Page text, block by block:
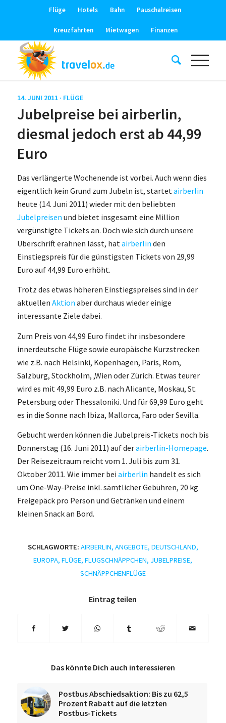
Flüge Hotels Bahn Pauschalreisen
Kreuzfahrten Mietwagen Finanzen
14. JUNI 2011 · FLÜGE
Jubelpreise bei airberlin,
diesmal jedoch erst ab 44,99
Euro
Das verlängerte Wochenende ist vorbei. Auch wenn dies
eigentlich kein Grund zum Jubeln ist, startet airberlin
heute (14. Juni 2011) wieder mit den beliebten
Jubelpreisen und bietet insgesamt eine Million
vergünstigte Tickets an. Doch wie sich durch unsere
Überschrift erahnen lässt, hat airberlin den
Einstiegspreis für die günstigsten Tickets von 29,99
Euro auf 44,99 Euro erhöht.
Trotz des etwas höheren Einstiegspreises sind in der
aktuellen Aktion aber durchaus wieder einige
interessante Ziele dabei.
Zum Preis von 44,99 Euro findet ihr insbesondere
innerdeutsche Flüge sowie europäische Kurzstrecken
wie z.B. nach Helsinki, Kopenhagen, Paris, Rom,
Salzburg, Stockholm, ,Wien oder Zürich. Etwas teurer
wird es mit 49,99 Euro z.B. nach Alicante, Moskau, St.
Petersburg oder Thessaloniki. Und für 69,99 Euro geht
es in die Sonne nach Ibiza, Mallorca, Faro oder Sevilla.
Gebucht werden können die Jubelpreis-Tickets noch bis
Donnerstag (16. Juni 2011) auf derairberlin-Homepage.
Der Reisezeitraum reicht vom 1. Juli bis zum 31.
Oktober 2011. Wie immer bei airberlin handelt es sich
um One-Way-Preise inkl. sämtlicher Gebühren, 20 kg
Freigepäck pro Person und Getränken und einem
kleinen Snack an Bord.
SCHLAGWORTE: AIRBERLIN, ANGEBOTE, DEUTSCHLAND,
EUROPA,FLÜGE,FLUGSCHNÄPPCHEN, JUBELPREISE,
SCHNÄPPCHENFLÜGE
Eintrag teilen
Das könnte Dich auch interessieren
Postbus Abschiedsaktion: Bis zu 62,5
Prozent Rabatt auf die letzten
Postbus-Tickets